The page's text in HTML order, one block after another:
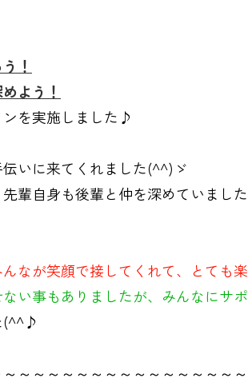
！
よう！
を実施しました♪
いに来てくれました(^^)ゞ
輩自身も後輩と仲を深めていまし
なが笑顔で接してくれて、とても楽
い事もありましたが、みんなにサ
(^^♪
～～～～～～～～～～～～～～～